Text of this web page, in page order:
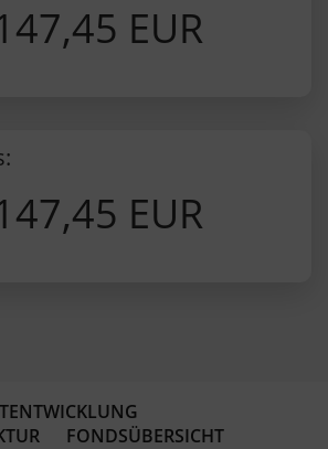
EUR
EUR
FONDSÜBERSICHT